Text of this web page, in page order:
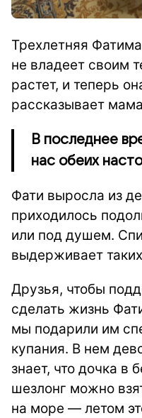
Трехлетняя
не владеет своим
растет, и теперь
рассказывает
В последнее
нас обеих
Фати выросла из
приходилось
или под душем.
выдерживает
Друзья, чтобы
сделать жизнь
мы подарили им
купания. В нем
знает, что дочка в
шезлонг можно
на море — летом